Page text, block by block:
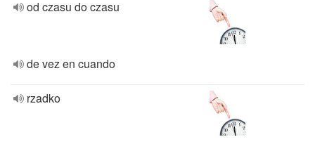
od czasu do czasu
de vez en cuando
rzadko